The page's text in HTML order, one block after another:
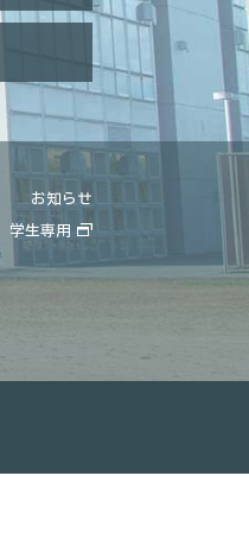
お知らせ
学生専用